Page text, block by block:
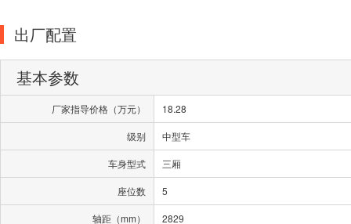
出厂配置
基本参数
厂家指导价格（万元） 18.28
级别 中型车
车身型式 三厢
座位数 5
轴距（mm） 2829